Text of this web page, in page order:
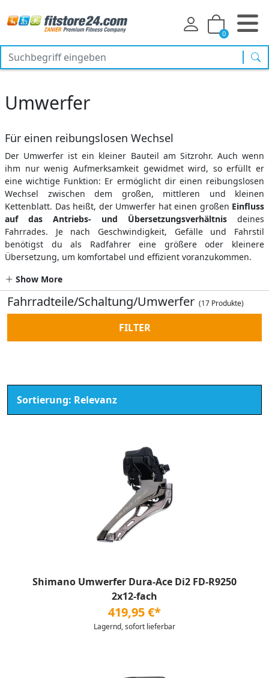
0
Umwerfer
Für einen reibungslosen Wechsel
Der Umwerfer ist ein kleiner Bauteil am Sitzrohr. Auch wenn
ihm nur wenig Aufmerksamkeit gewidmet wird, so erfüllt er
eine wichtige Funktion: Er ermöglicht dir einen reibungslosen
Wechsel zwischen dem großen, mittleren und kleinen
Kettenblatt. Das heißt, der Umwerfer hat einen großen Einfluss
auf das Antriebs- und Übersetzungsverhältnis deines
Fahrrades. Je nach Geschwindigkeit, Gefälle und Fahrstil
benötigst du als Radfahrer eine größere oder kleinere
Übersetzung, um komfortabel und effizient voranzukommen.
Show More
Fahrradteile/Schaltung/Umwerfer (17 Produkte)
FILTER
Shimano Umwerfer Dura-Ace Di2 FD-R9250
2x12-fach
419,95 €*
Lagernd, sofort lieferbar